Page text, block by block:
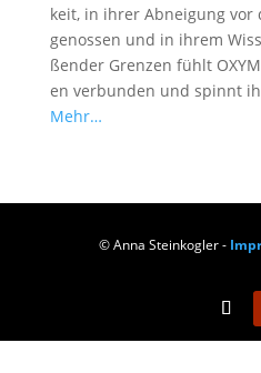
keit, in ihrer Abnei­gung
ge­nos­sen und in ihrem
ßen­der Gren­zen fühlt
en ver­bun­den und spinnt
Mehr…
© Anna Steinkogler -